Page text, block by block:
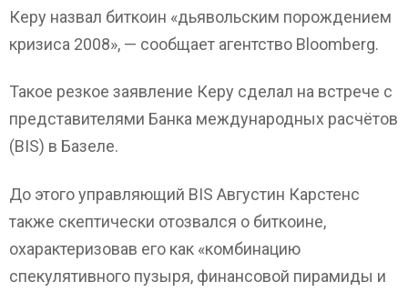
Керу назвал биткоин «дьявольским порождением
кризиса 2008», — сообщает агентство Bloomberg.
Такое резкое заявление Керу сделал на встрече с
представителями Банка международных расчётов
(BIS) в Базеле.
До этого управляющий BIS Августин Карстенс
также скептически отозвался о биткоине,
охарактеризовав его как «комбинацию
спекулятивного пузыря, финансовой пирамиды и